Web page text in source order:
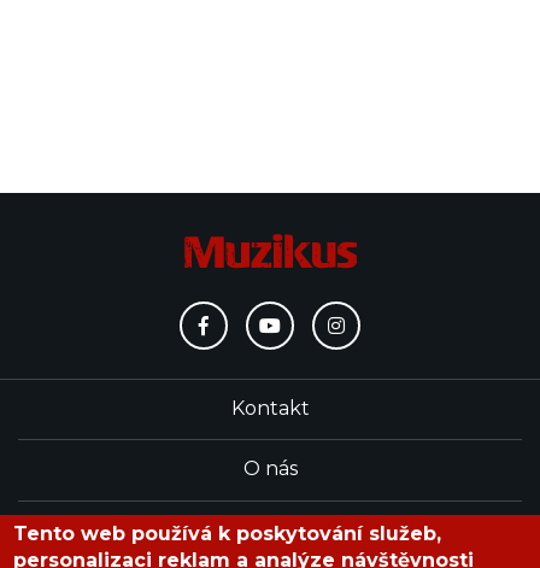
Kontakt
O nás
Redakce
Tento web používá k poskytování služeb,
personalizaci reklam a analýze návštěvnosti